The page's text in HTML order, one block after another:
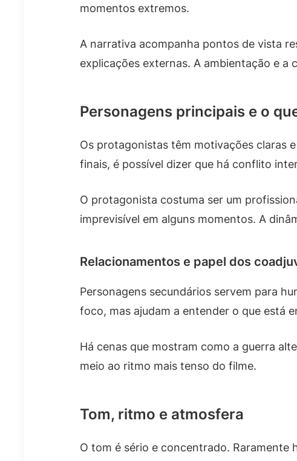
momentos extremos.
A narrativa acompanha pontos de vista
explicações externas. A ambientação e
Personagens principais e o
Os protagonistas têm motivações claras
finais, é possível dizer que há conflito
O protagonista costuma ser um
imprevisível em alguns momentos. A
Relacionamentos e papel dos
Personagens secundários servem para
foco, mas ajudam a entender o que está
Há cenas que mostram como a guerra
meio ao ritmo mais tenso do filme.
Tom, ritmo e atmosfera
O tom é sério e concentrado. Raramente